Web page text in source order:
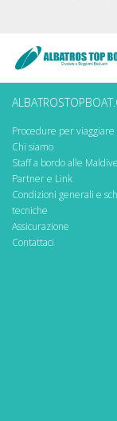
Procedure per viaggiare
Chi siamo
Staff a bordo alle Maldive
Partner e Link
Condizioni generali e
tecniche
Assicurazione
Contattaci